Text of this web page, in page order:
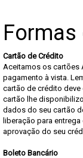
Cartão de Crédito
Aceitamos os cartões
pagamento à vista.
cartão de crédito
cartão lhe
dados do seu cartão
liberação para
aprovação do seu
Boleto Bancário